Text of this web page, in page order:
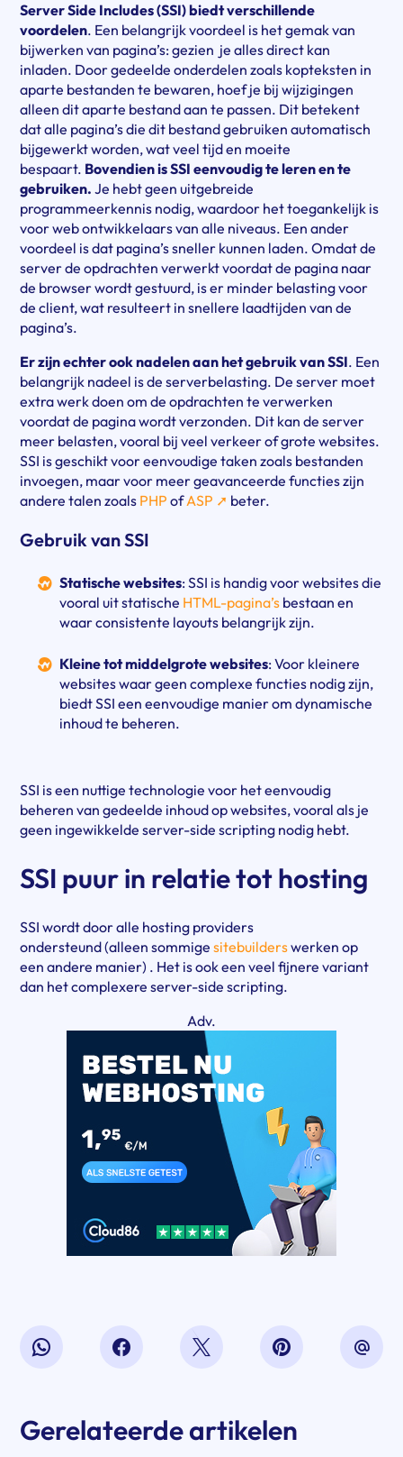
Server Side Includes (SSI) biedt verschillende
voordelen. Een belangrijk voordeel is het gemak van
bijwerken van pagina’s: gezien je alles direct kan
inladen. Door gedeelde onderdelen zoals kopteksten in
aparte bestanden te bewaren, hoef je bij wijzigingen
alleen dit aparte bestand aan te passen. Dit betekent
dat alle pagina’s die dit bestand gebruiken automatisch
bijgewerkt worden, wat veel tijd en moeite
bespaart. Bovendien is SSI eenvoudig te leren en te
gebruiken. Je hebt geen uitgebreide
programmeerkennis nodig, waardoor het toegankelijk is
voor web ontwikkelaars van alle niveaus. Een ander
voordeel is dat pagina’s sneller kunnen laden. Omdat de
server de opdrachten verwerkt voordat de pagina naar
de browser wordt gestuurd, is er minder belasting voor
de client, wat resulteert in snellere laadtijden van de
pagina’s.
Er zijn echter ook nadelen aan het gebruik van SSI. Een
belangrijk nadeel is de serverbelasting. De server moet
extra werk doen om de opdrachten te verwerken
voordat de pagina wordt verzonden. Dit kan de server
meer belasten, vooral bij veel verkeer of grote websites.
SSI is geschikt voor eenvoudige taken zoals bestanden
invoegen, maar voor meer geavanceerde functies zijn
andere talen zoals PHP ofASP ➚ beter.
Gebruik van SSI
Statische websites: SSI is handig voor websites die
vooral uit statische HTML-pagina’s bestaan en
waar consistente layouts belangrijk zijn.
Kleine tot middelgrote websites: Voor kleinere
websites waar geen complexe functies nodig zijn,
biedt SSI een eenvoudige manier om dynamische
inhoud te beheren.
SSI is een nuttige technologie voor het eenvoudig
beheren van gedeelde inhoud op websites, vooral als je
geen ingewikkelde server-side scripting nodig hebt.
SSI puur in relatie tot hosting
SSI wordt door alle hosting providers
ondersteund(alleen sommigesitebuilderswerken op
een andere manier) . Het is ook een veel fijnere variant
dan het complexere server-side scripting.
Adv.
Gerelateerde artikelen